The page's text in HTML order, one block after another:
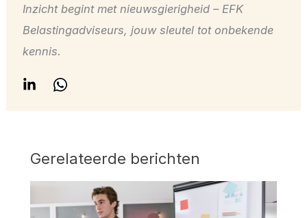
Inzicht begint met nieuwsgierigheid – EFK
Belastingadviseurs, jouw sleutel tot onbekende
kennis.
Gerelateerde berichten